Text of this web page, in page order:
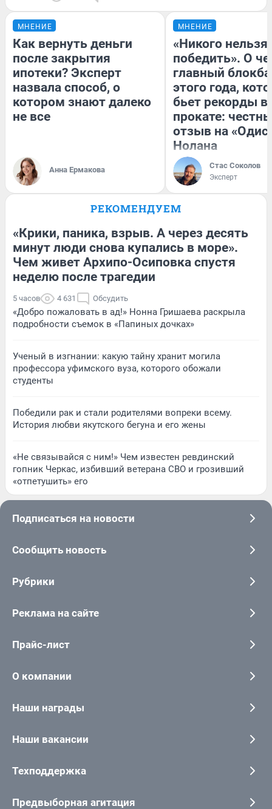
МНЕНИЕ
Как вернуть деньги
после закрытия
ипотеки? Эксперт
назвала способ, о
котором знают далеко
не все
Анна Ермакова
МНЕНИЕ
«Никого нельзя
победить». О
главный
этого года,
бьет рекорды в
прокате:
отзыв на
Нолана
Стас Соколов
Эксперт
РЕКОМЕНДУЕМ
«Крики, паника, взрыв. А через десять
минут люди снова купались в море».
Чем живет Архипо-Осиповка спустя
неделю после трагедии
5 часов 4 631 Обсудить
«Добро пожаловать в ад!» Нонна Гришаева раскрыла
подробности съемок в «Папиных дочках»
Ученый в изгнании: какую тайну хранит могила
профессора уфимского вуза, которого обожали
студенты
Победили рак и стали родителями вопреки всему.
История любви якутского бегуна и его жены
«Не связывайся с ним!» Чем известен ревдинский
гопник Черкас, избивший ветерана СВО и грозивший
«отпетушить» его
Подписаться на новости
Сообщить новость
Рубрики
Реклама на сайте
Прайс-лист
О компании
Наши награды
Наши вакансии
Техподдержка
Предвыборная агитация